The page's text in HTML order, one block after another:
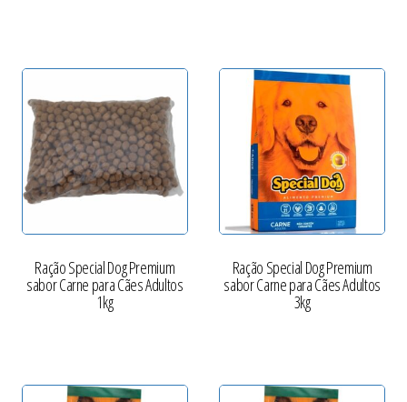
Ração Special Dog Premium
sabor Carne para Cães Adultos
1kg
Ração Special Dog Premium
sabor Carne para Cães Adultos
3kg